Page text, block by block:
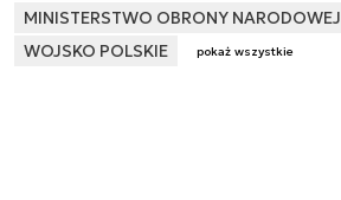
MINISTERSTWO OBRONY NARODOWEJ
WOJSKO POLSKIE
pokaż wszystkie